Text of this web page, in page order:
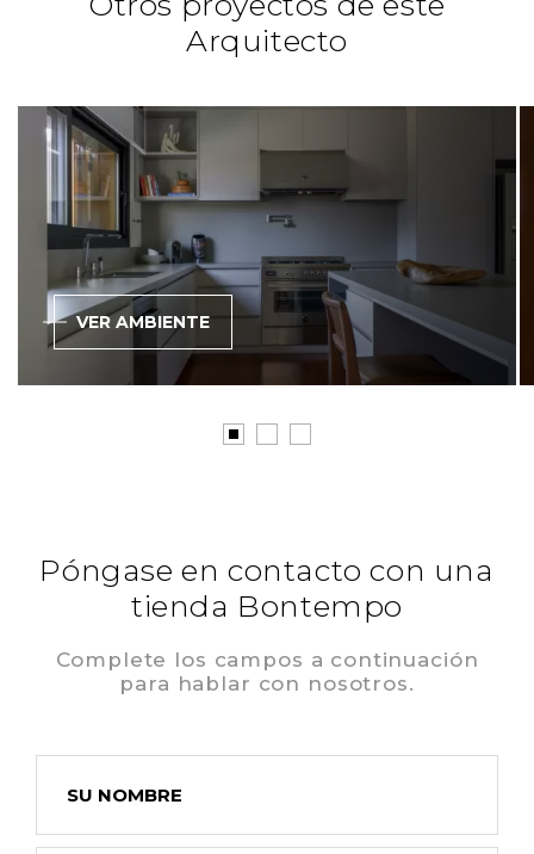
Arquitecto
VER AMBIENTE
Póngase en contacto con una
tienda Bontempo
Complete los campos a continuación
para hablar con nosotros.
www.instagram.com/paulasizinandoin/
www.paulasizinando.com.br